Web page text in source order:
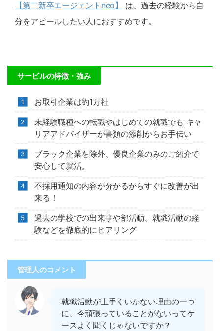
【第二新卒エージェントneo】
は、過去の経験から自
分をアピールしたい人におすすめです。
サービルの特徴・強み
お取引企業は約1万社
未経験職種への転職やはじめての就職でも キャ
リアアドバイザーが書類の添削からお手伝い
ブラック企業を除外、優良企業のみのご紹介で
安心して就活。
不採用通知の内容が分かるからすぐに改善が出
来る！
過去の学校での出来事や部活動、就職活動の経
験などを徹底的にヒアリング
管理人のコメント
就職活動が上手くいかない理由の一つ
に、今頑張っていることがないってケ
ースよく聞くじゃないですか？